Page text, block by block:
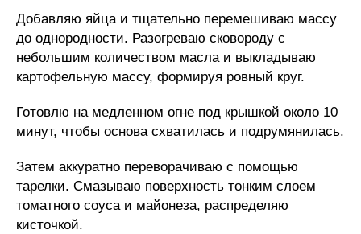
Добавляю яйца и тщательно перемешиваю массу
до однородности. Разогреваю сковороду с
небольшим количеством масла и выкладываю
картофельную массу, формируя ровный круг.
Готовлю на медленном огне под крышкой около 10
минут, чтобы основа схватилась и подрумянилась.
Затем аккуратно переворачиваю с помощью
тарелки. Смазываю поверхность тонким слоем
томатного соуса и майонеза, распределяю
кисточкой.